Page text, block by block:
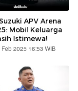
APV Arena
Mobil Keluarga
Istimewa!
2025 16:53 WIB